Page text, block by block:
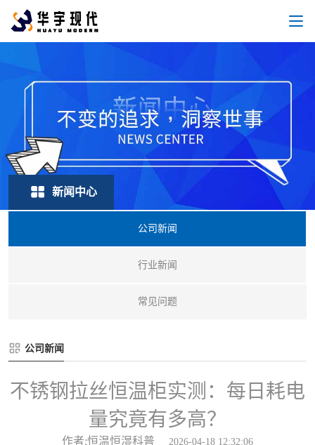
新闻中心
公司新闻
行业新闻
常见问题
公司新闻
不锈钢拉丝恒温柜实测：每日耗电
量究竟有多高？
作者:恒温恒湿科普 2026-04-18 12:32:06